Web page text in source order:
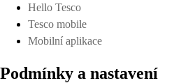
Hello Tesco
Tesco mobile
Mobilní aplikace
Podmínky a nastavení